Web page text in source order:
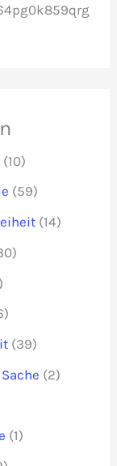
(10)
(59)
(14)
(39)
(2)
(1)